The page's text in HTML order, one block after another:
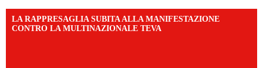
LA RAPPRESAGLIA SUBITA ALLA MANIFESTAZIONE
CONTRO LA MULTINAZIONALE TEVA